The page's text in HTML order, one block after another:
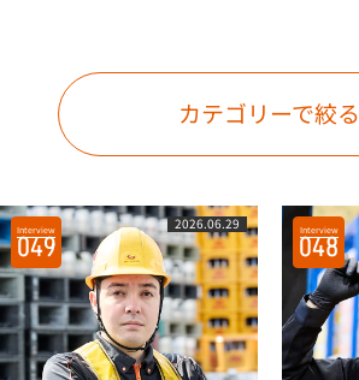
カテゴリーで絞る
2026.06.29
Interview
049
Interview
048